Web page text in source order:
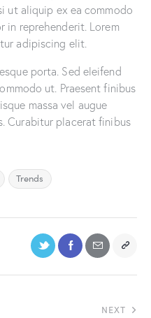
ut aliquip ex ea commodo
in reprehenderit. Lorem
adipiscing elit.
porta. Sed eleifend
ut. Praesent finibus
massa vel augue
Curabitur placerat finibus
Trends
NEXT